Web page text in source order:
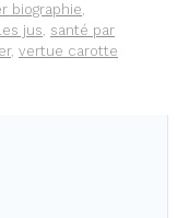
biographie,
jus, santé par
, vertue carotte